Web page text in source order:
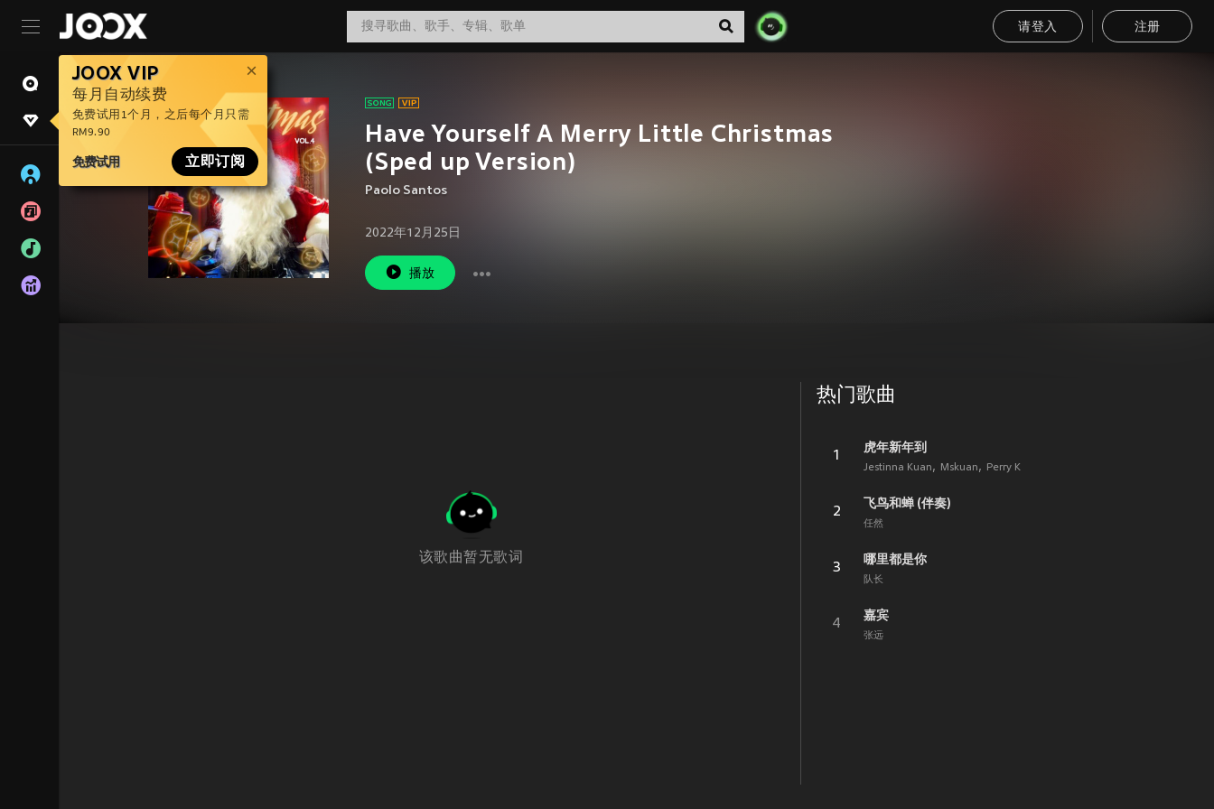
请登入 注册
JOOX VIP
每月自动续费
免费试用1个月，之后每个月只需
RM9.90
免费试用 立即订阅
Have Yourself A Merry Little Christmas
(Sped up Version)
Paolo Santos
2022年12月25日
播放
该歌曲暂无歌词
热门歌曲
1
虎年新年到
Jestinna Kuan Mskuan Perry K
2
飞鸟和蝉 (伴奏)
任然
3
哪里都是你
队长
4
嘉宾
张远